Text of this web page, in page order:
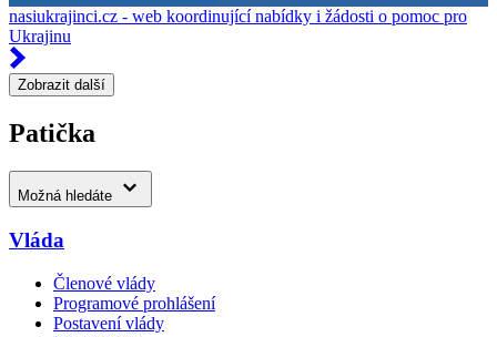
nasiukrajinci.cz - web koordinující nabídky i žádosti o pomoc pro
Ukrajinu
Zobrazit další
Patička
Možná hledáte
Vláda
Členové vlády
Programové prohlášení
Postavení vlády